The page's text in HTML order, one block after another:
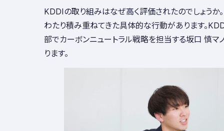
KDDIの取り組みはなぜ高く評価されたのでしょうか
わたり積み重ねてきた具体的な行動があります。
部でカーボンニュートラル戦略を担当する坂口 慎マ
ります。